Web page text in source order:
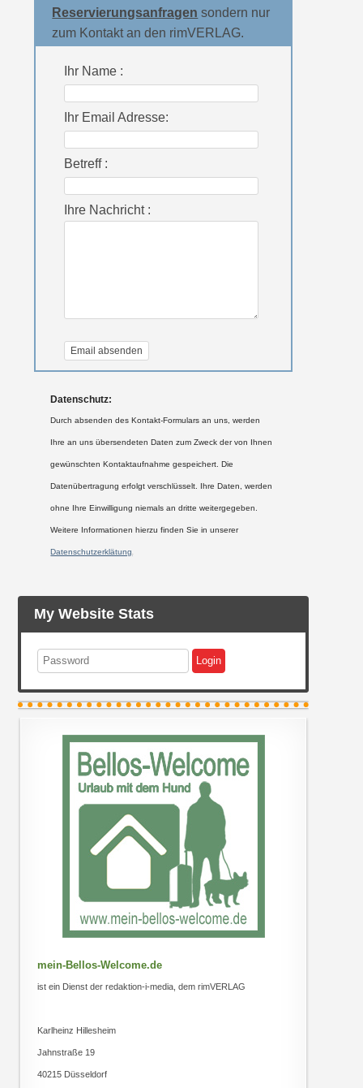
Reservierungsanfragen sondern nur
zum Kontakt an den rimVERLAG.
Ihr Name :
Ihr Email Adresse:
Betreff :
Ihre Nachricht :
Datenschutz:
Durch absenden des Kontakt-Formulars an uns, werden
Ihre an uns übersendeten Daten zum Zweck der von Ihnen
gewünschten Kontaktaufnahme gespeichert. Die
Datenübertragung erfolgt verschlüsselt. Ihre Daten, werden
ohne Ihre Einwilligung niemals an dritte weitergegeben.
Weitere Informationen hierzu finden Sie in unserer
Datenschutzerklätung
My Website Stats
mein-Bellos-Welcome.de
ist ein Dienst der redaktion-i-media, dem rimVERLAG
Karlheinz Hillesheim
Jahnstraße 19
40215 Düsseldorf